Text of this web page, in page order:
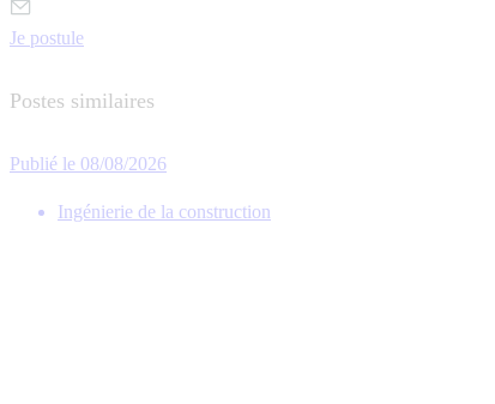
Je postule
Postes similaires
Publié le 08/08/2026
Ingénierie de la construction